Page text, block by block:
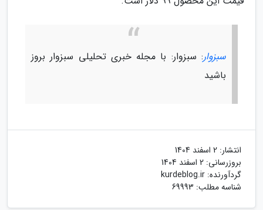
سبزوار: سبزوار: با مجله خبری تحلیلی سبزوار بروز
باشید
انتشار: 2 اسفند 1404
بروزرسانی: 2 اسفند 1404
گردآورنده: kurdeblog.ir
شناسه مطلب: 69993